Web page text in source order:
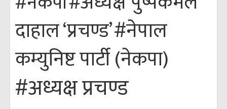
दाहाल ‘प्रचण्ड’#नेपाल
कम्युनिष्ट पार्टी (नेकपा)
#अध्यक्ष प्रचण्ड